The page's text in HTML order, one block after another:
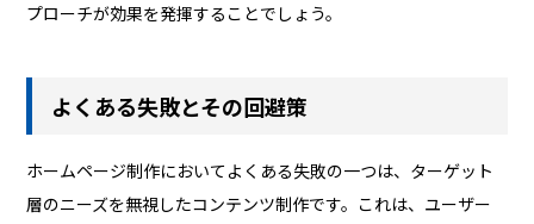
プローチが効果を発揮することでしょう。
よくある失敗とその回避策
ホームページ制作においてよくある失敗の一つは、ターゲット
層のニーズを無視したコンテンツ制作です。これは、ユーザー